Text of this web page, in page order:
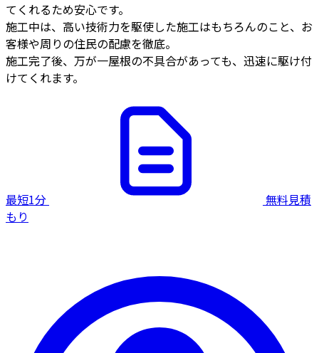
てくれるため安心です。
施工中は、高い技術力を駆使した施工はもちろんのこと、お
客様や周りの住民の配慮を徹底。
施工完了後、万が一屋根の不具合があっても、迅速に駆け付
けてくれます。
最短1分
無料見積
もり